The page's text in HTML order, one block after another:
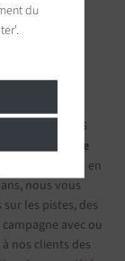
et
parmi nos 75
Groupe
d'exception en
nous vous
les pistes, des
campagne avec ou
nos clients des
du